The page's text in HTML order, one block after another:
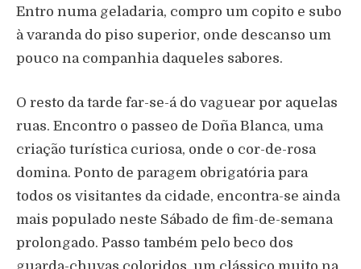
Entro numa geladaria, compro um copito e subo
à varanda do piso superior, onde descanso um
pouco na companhia daqueles sabores.
O resto da tarde far-se-á do vaguear por aquelas
ruas. Encontro o passeo de Doña Blanca, uma
criação turística curiosa, onde o cor-de-rosa
domina. Ponto de paragem obrigatória para
todos os visitantes da cidade, encontra-se ainda
mais populado neste Sábado de fim-de-semana
prolongado. Passo também pelo beco dos